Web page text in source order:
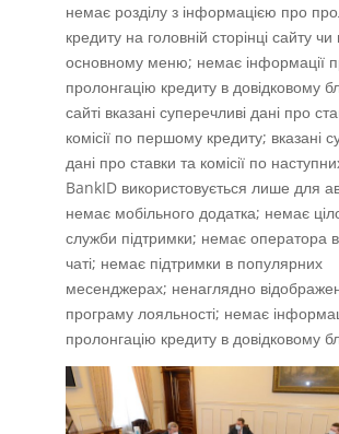
немає розділу з інформацією про
кредиту на головній сторінці сайту чи
основному меню; немає інформації
пролонгацію кредиту в довідковому
сайті вказані суперечливі дані про
комісії по першому кредиту; вказані
дані про ставки та комісії по
BankID використовується лише для
немає мобільного додатка; немає
служби підтримки; немає оператора
чаті; немає підтримки в популярних
месенджерах; ненаглядно
програму лояльності; немає
пролонгацію кредиту в довідковому